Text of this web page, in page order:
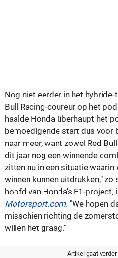
Nog niet eerder in het
Bull Racing-coureur op het
haalde Honda überhaupt het
bemoedigende start dus voor
naar meer, want zowel Red
dit jaar nog een winnende
zitten nu in een situatie waarin
winnen kunnen uitdrukken," zo
hoofd van Honda's F1-project,
Motorsport.com. "We hopen
misschien richting de
willen het graag."
Artikel gaat